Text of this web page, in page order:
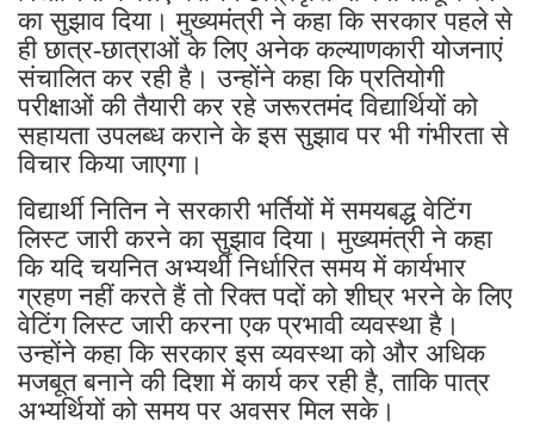
का सुझाव दिया। मुख्यमंत्री ने कहा कि सरकार पहले से
ही छात्र-छात्राओं के लिए अनेक कल्याणकारी योजनाएं
संचालित कर रही है। उन्होंने कहा कि प्रतियोगी
परीक्षाओं की तैयारी कर रहे जरूरतमंद विद्यार्थियों को
सहायता उपलब्ध कराने के इस सुझाव पर भी गंभीरता से
विचार किया जाएगा।
विद्यार्थी नितिन ने सरकारी भर्तियों में समयबद्ध वेटिंग
लिस्ट जारी करने का सुझाव दिया। मुख्यमंत्री ने कहा
कि यदि चयनित अभ्यर्थी निर्धारित समय में कार्यभार
ग्रहण नहीं करते हैं तो रिक्त पदों को शीघ्र भरने के लिए
वेटिंग लिस्ट जारी करना एक प्रभावी व्यवस्था है।
उन्होंने कहा कि सरकार इस व्यवस्था को और अधिक
मजबूत बनाने की दिशा में कार्य कर रही है, ताकि पात्र
अभ्यर्थियों को समय पर अवसर मिल सके।